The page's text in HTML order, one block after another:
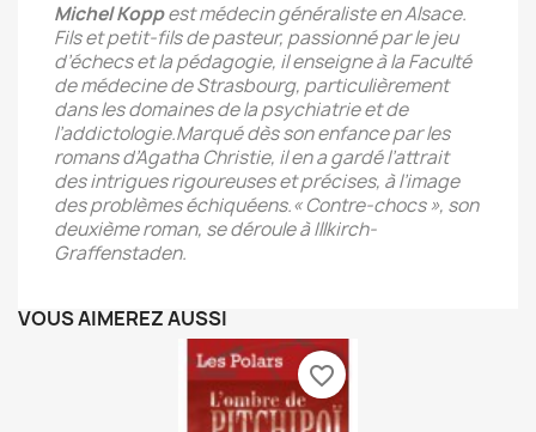
Michel Koppest médecin généraliste en Alsace.
Fils et petit-fils de pasteur, passionné par le jeu
d’échecs et la pédagogie, il enseigne à la Faculté
de médecine de Strasbourg, particulièrement
dans les domaines de la psychiatrie et de
l’addictologie.Marqué dès son enfance par les
romans d’Agatha Christie, il en a gardé l’attrait
des intrigues rigoureuses et précises, à l’image
des problèmes échiquéens.« Contre-chocs », son
deuxième roman, se déroule à Illkirch-
Graffenstaden.
VOUS AIMEREZ AUSSI
favorite_border